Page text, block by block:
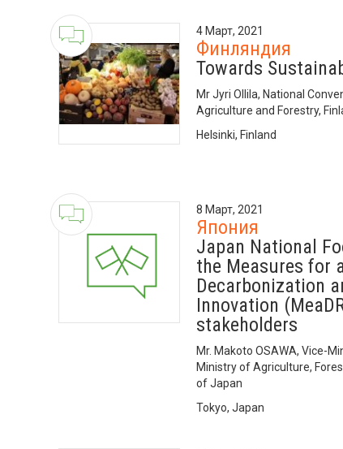
4 Март, 2021
Финляндия
Towards
Mr Jyri Ollila, National
Agriculture and Forestry,
Helsinki, Finland
8 Март, 2021
Япония
Japan National
the Measures for
Decarbonization
Innovation
stakeholders
Mr. Makoto OSAWA, Vice-
Ministry of Agriculture,
of Japan
Tokyo, Japan